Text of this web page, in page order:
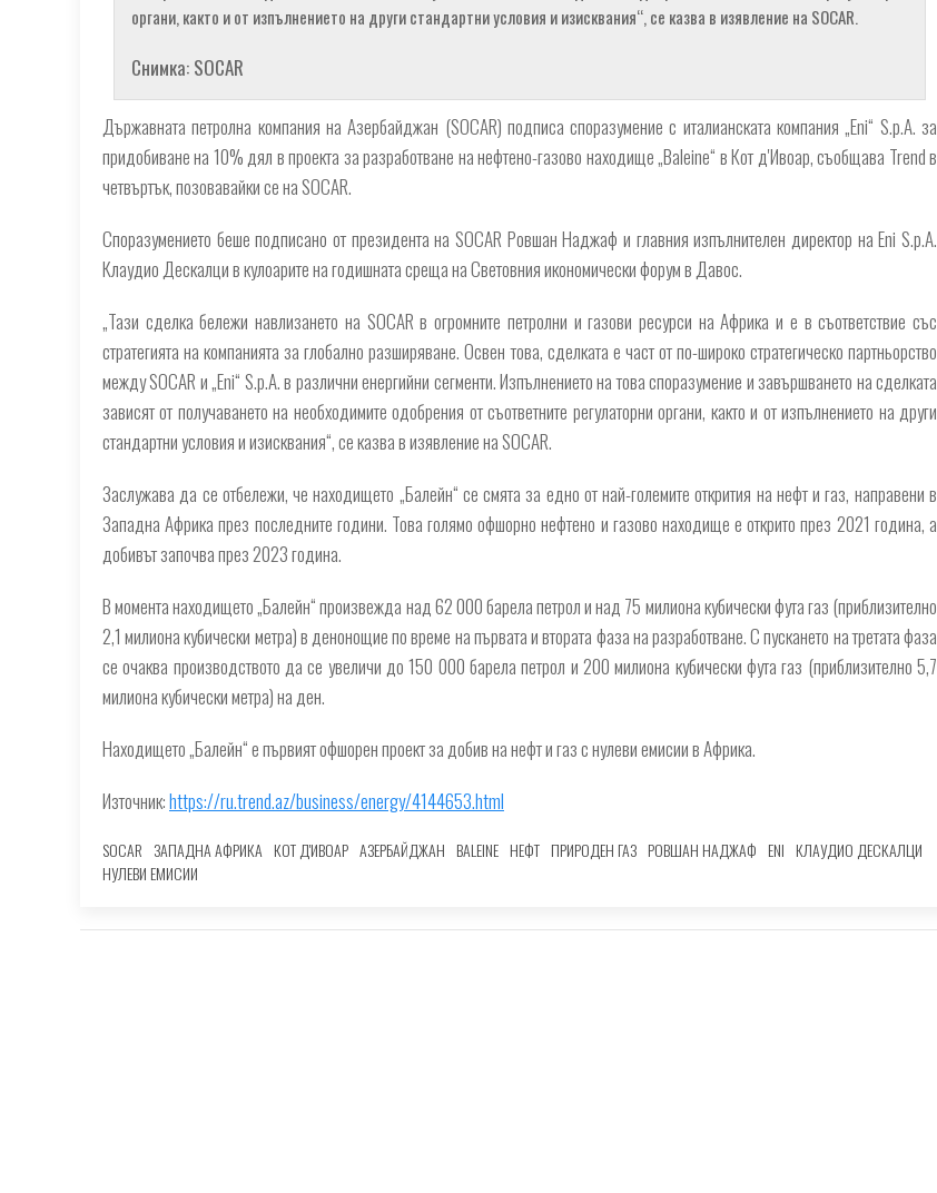
органи, както и от изпълнението на други стандартни условия и изисквания“, се казва в изявление на SOCAR.
Снимка: SOCAR
Държавната петролна компания на Азербайджан (SOCAR) подписа споразумение с италианската компания „Eni“ S.p.A. за
придобиване на 10% дял в проекта за разработване на нефтено-газово находище „Baleine“ в Кот д'Ивоар, съобщава Trend в
четвъртък, позовавайки се на SOCAR.
Споразумението беше подписано от президента на SOCAR Ровшан Наджаф и главния изпълнителен директор на Eni S.p.A.
Клаудио Дескалци в кулоарите на годишната среща на Световния икономически форум в Давос.
„Тази сделка бележи навлизането на SOCAR в огромните петролни и газови ресурси на Африка и е в съответствие със
стратегията на компанията за глобално разширяване. Освен това, сделката е част от по-широко стратегическо партньорство
между SOCAR и „Eni“ S.p.A. в различни енергийни сегменти. Изпълнението на това споразумение и завършването на сделката
зависят от получаването на необходимите одобрения от съответните регулаторни органи, както и от изпълнението на други
стандартни условия и изисквания“, се казва в изявление на SOCAR.
Заслужава да се отбележи, че находището „Балейн“ се смята за едно от най-големите открития на нефт и газ, направени в
Западна Африка през последните години. Това голямо офшорно нефтено и газово находище е открито през 2021 година, а
добивът започва през 2023 година.
В момента находището „Балейн“ произвежда над 62 000 барела петрол и над 75 милиона кубически фута газ (приблизително
2,1 милиона кубически метра) в денонощие по време на първата и втората фаза на разработване. С пускането на третата фаза
се очаква производството да се увеличи до 150 000 барела петрол и 200 милиона кубически фута газ (приблизително 5,7
милиона кубически метра) на ден.
Находището „Балейн“ е първият офшорен проект за добив на нефт и газ с нулеви емисии в Африка.
Източник:https://ru.trend.az/business/energy/4144653.html
SOCAR ЗАПАДНА АФРИКА КОТ Д'ИВОАР АЗЕРБАЙДЖАН BALEINE НЕФТ ПРИРОДЕН ГАЗ РОВШАН НАДЖАФ ENI КЛАУДИО ДЕСКАЛЦИ
НУЛЕВИ ЕМИСИИ